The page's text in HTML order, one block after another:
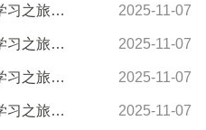
上外管院2025暑期海外商业学习之旅美国站精彩收官——纽约双轨探索：聚焦金融科技与数字医疗 2025-11-07
上外管院2025暑期海外商业学习之旅美国站精彩继续 ——学术殿堂对话AI变革，金融腹地解码高盛智慧 2025-11-07
上外管院2025暑期海外商业学习之旅美国站精彩启航 ——在世界金融中心深度体验Fintech 2025-11-07
上外管院2025暑期海外商业学习之旅法国游学纪实Day 5——探索可持续商业与奢侈品体验的未来密码 2025-11-07